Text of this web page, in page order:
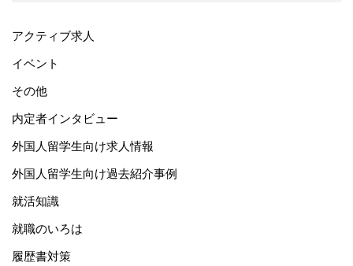
アクティブ求人
イベント
その他
内定者インタビュー
外国人留学生向け求人情報
外国人留学生向け過去紹介事例
就活知識
就職のいろは
履歴書対策